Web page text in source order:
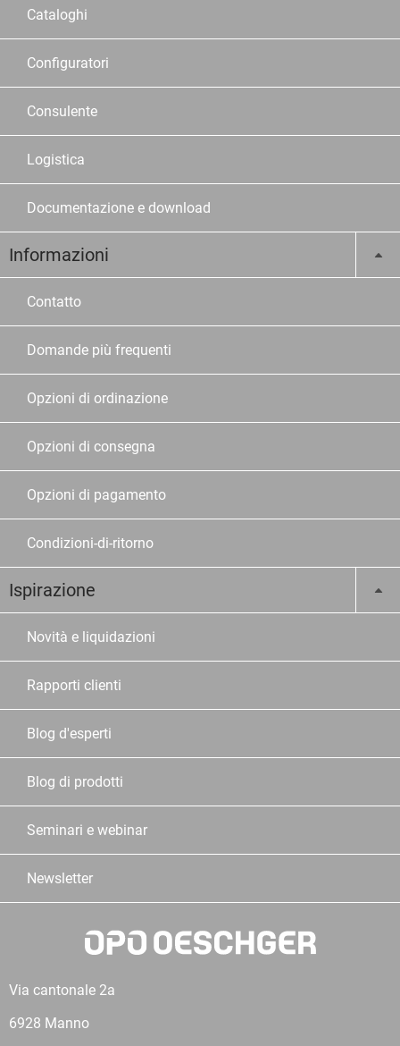
Cataloghi
Configuratori
Consulente
Logistica
Documentazione e download
Informazioni
Contatto
Domande più frequenti
Opzioni di ordinazione
Opzioni di consegna
Opzioni di pagamento
Condizioni-di-ritorno
Ispirazione
Novità e liquidazioni
Rapporti clienti
Blog d'esperti
Blog di prodotti
Seminari e webinar
Newsletter
Via cantonale 2a
6928 Manno